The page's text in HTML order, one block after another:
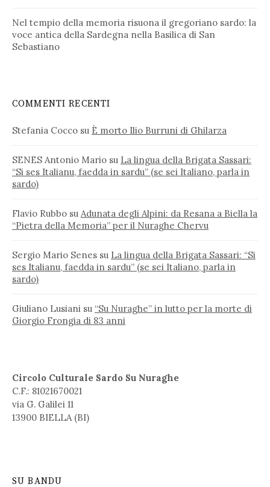
Nel tempio della memoria risuona il gregoriano sardo: la
voce antica della Sardegna nella Basilica di San
Sebastiano
COMMENTI RECENTI
Stefania Cocco su È morto Ilio Burruni di Ghilarza
SENES Antonio Mario su La lingua della Brigata Sassari:
“Si ses Italianu, faedda in sardu” (se sei Italiano, parla in
sardo)
Flavio Rubbo su Adunata degli Alpini: da Resana a Biella la
“Pietra della Memoria” per il Nuraghe Chervu
Sergio Mario Senes su La lingua della Brigata Sassari: “Si
ses Italianu, faedda in sardu” (se sei Italiano, parla in
sardo)
Giuliano Lusiani su “Su Nuraghe” in lutto per la morte di
Giorgio Frongia di 83 anni
Circolo Culturale Sardo Su Nuraghe
C.F.: 81021670021
via G. Galilei 11
13900 BIELLA (BI)
SU BANDU